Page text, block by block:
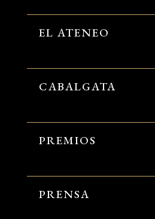
EL ATENEO
CABALGATA
PREMIOS
PRENSA